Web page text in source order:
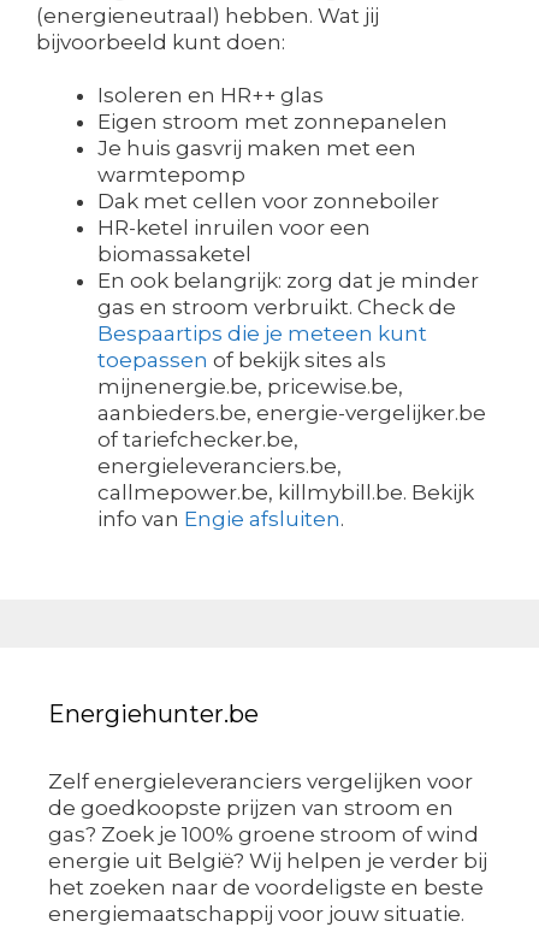
(energieneutraal) hebben. Wat jij
bijvoorbeeld kunt doen:
Isoleren en HR++ glas
Eigen stroom met zonnepanelen
Je huis gasvrij maken met een
warmtepomp
Dak met cellen voor zonneboiler
HR-ketel inruilen voor een
biomassaketel
En ook belangrijk: zorg dat je minder
gas en stroom verbruikt. Check de
Bespaartips die je meteen kunt
toepassen of bekijk sites als
mijnenergie.be, pricewise.be,
aanbieders.be, energie-vergelijker.be
of tariefchecker.be,
energieleveranciers.be,
callmepower.be, killmybill.be. Bekijk
info van Engie afsluiten.
Energiehunter.be
Zelf energieleveranciers vergelijken voor
de goedkoopste prijzen van stroom en
gas? Zoek je 100% groene stroom of wind
energie uit België? Wij helpen je verder bij
het zoeken naar de voordeligste en beste
energiemaatschappij voor jouw situatie.